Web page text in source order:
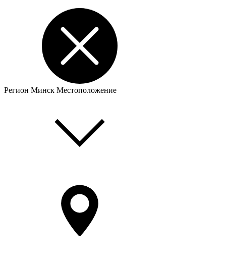
Регион Минск Местоположение